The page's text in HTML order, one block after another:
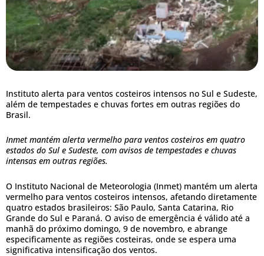
Instituto alerta para ventos costeiros intensos no Sul e Sudeste,
além de tempestades e chuvas fortes em outras regiões do
Brasil.
Inmet mantém alerta vermelho para ventos costeiros em quatro
estados do Sul e Sudeste, com avisos de tempestades e chuvas
intensas em outras regiões.
O Instituto Nacional de Meteorologia (Inmet) mantém um alerta
vermelho para ventos costeiros intensos, afetando diretamente
quatro estados brasileiros: São Paulo, Santa Catarina, Rio
Grande do Sul e Paraná. O aviso de emergência é válido até a
manhã do próximo domingo, 9 de novembro, e abrange
especificamente as regiões costeiras, onde se espera uma
significativa intensificação dos ventos.